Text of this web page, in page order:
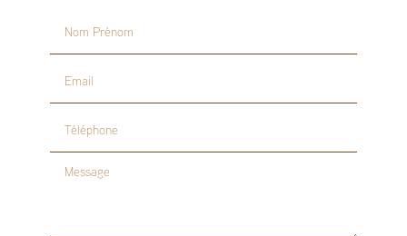
Nom Prénom
Email
Téléphone
Message